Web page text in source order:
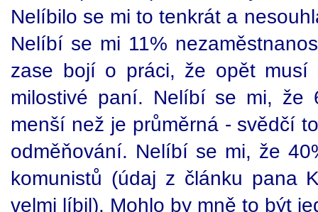
Nelíbilo se mi to tenkrát a
Nelíbí se mi 11%
zase bojí o práci, že opět musí
milostivé paní. Nelíbí se mi, že
menší než je průměrná - svědčí
odměňování. Nelíbí se mi, že
komunistů (údaj z článku pana
velmi líbil). Mohlo by mně to být